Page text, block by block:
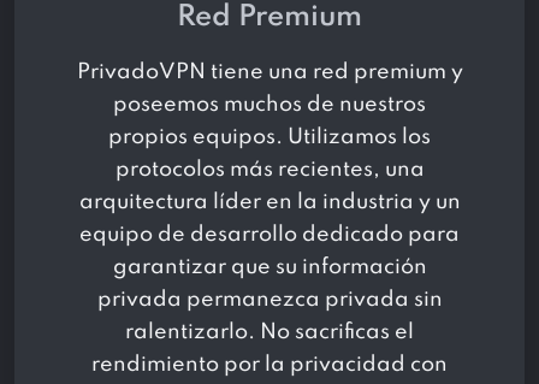
Red Premium
PrivadoVPN tiene una red premium y
poseemos muchos de nuestros
propios equipos. Utilizamos los
protocolos más recientes, una
arquitectura líder en la industria y un
equipo de desarrollo dedicado para
garantizar que su información
privada permanezca privada sin
ralentizarlo. No sacrificas el
rendimiento por la privacidad con